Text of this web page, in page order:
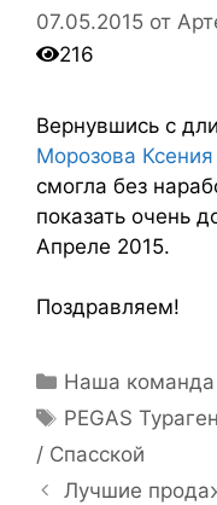
07.05.2015 от
216
Вернувшись с
Морозова Ксения
смогла без
показать очень
Апреле 2015.
Поздравляем!
Наша команда
PEGAS
/ Спасской
Лучшие